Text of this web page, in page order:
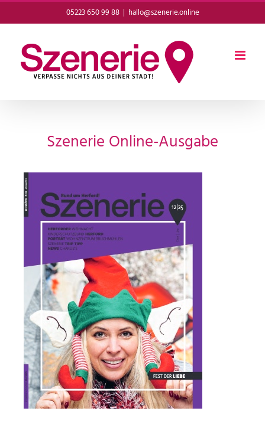
Zum
Inhalt
05223 650 99 88 | hallo@szenerie.online
Szenerie Online-Ausgabe